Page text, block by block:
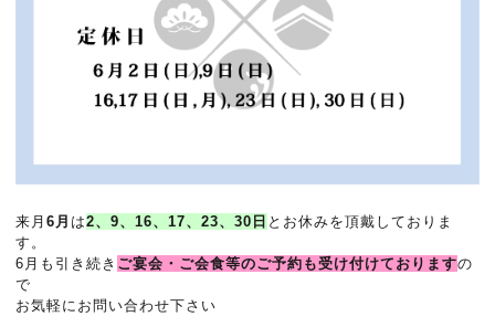
来月6月 は2、9、16、17、23、30日 とお休みを頂戴しておりま
す。
6月も引き続き ご宴会・ご会食等のご予約も受け付けておりますの
で
お気軽にお問い合わせ下さい